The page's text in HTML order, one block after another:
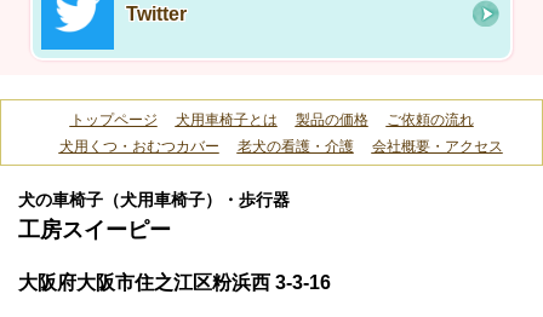
Twitter
トップページ 犬用車椅子とは 製品の価格
ご依頼の流れ
犬用くつ・おむつカバー
老犬の看護・介護 会社概要・アクセス
犬の車椅子（犬用車椅子）・歩行器
工房スイーピー
大阪府大阪市住之江区粉浜西 3-3-16